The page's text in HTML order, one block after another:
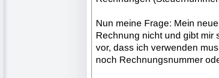
Nun meine Frage: Mein
Rechnung nicht und gibt mir
vor, dass ich verwenden
noch Rechnungsnummer